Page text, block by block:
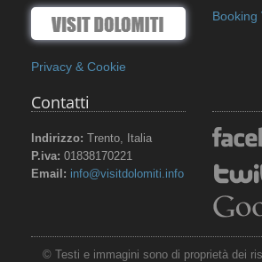
Privacy & Cookie
Booking
Contatti
Indirizzo: Trento, Italia
P.iva: 01838170221
Email: info@visitdolomiti.info
© Testi e immagini sono di proprietà dei